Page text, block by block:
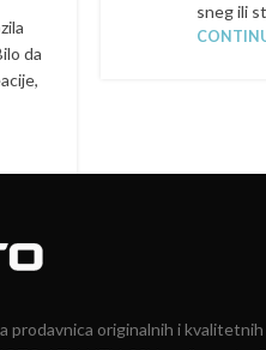
da
sneg ili
prodavnica originalnih i kvalitetnih